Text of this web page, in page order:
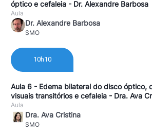
óptico e cefaleia - Dr. Alexandre Barbosa
Aula
Dr. Alexandre Barbosa
SMO
Aula 6 - Edema bilateral do disco óptico,
visuais transitórios e cefaleia - Dra. Ava
Aula
Dra. Ava Cristina
SMO
10h10